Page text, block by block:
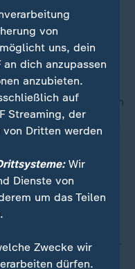
Auftakt der CDU-
einen möglichen
abgewiesen.
nach oben
von
uns, dein
dich anzupassen
anzubieten.
auf
Streaming, der
von Dritten werden
Wir
Dienste von
um das Teilen
Zwecke wir
dürfen.